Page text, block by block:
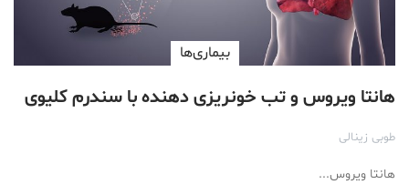
بیماری‌ها
هانتا ویروس و تب خونریزی دهنده با سندرم کلیوی
طوبی زینالی
هانتا ویروس...